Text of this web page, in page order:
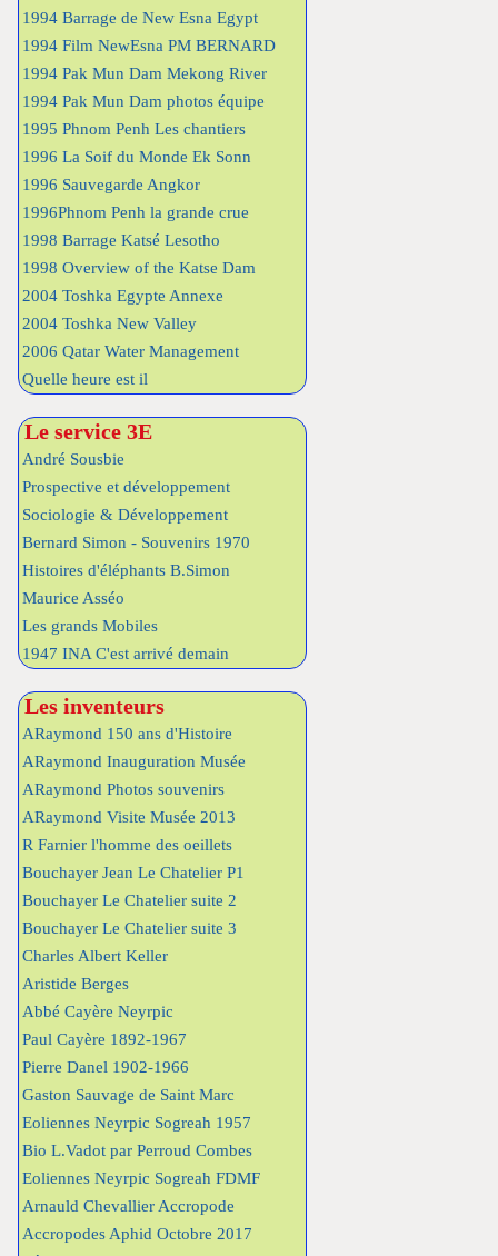
1994 Barrage de New Esna Egypt
1994 Film NewEsna PM BERNARD
1994 Pak Mun Dam Mekong River
1994 Pak Mun Dam photos équipe
1995 Phnom Penh Les chantiers
1996 La Soif du Monde Ek Sonn
1996 Sauvegarde Angkor
1996Phnom Penh la grande crue
1998 Barrage Katsé Lesotho
1998 Overview of the Katse Dam
2004 Toshka Egypte Annexe
2004 Toshka New Valley
2006 Qatar Water Management
Quelle heure est il
Le service 3E
André Sousbie
Prospective et développement
Sociologie & Développement
Bernard Simon - Souvenirs 1970
Histoires d'éléphants B.Simon
Maurice Asséo
Les grands Mobiles
1947 INA C'est arrivé demain
Les inventeurs
ARaymond 150 ans d'Histoire
ARaymond Inauguration Musée
ARaymond Photos souvenirs
ARaymond Visite Musée 2013
R Farnier l'homme des oeillets
Bouchayer Jean Le Chatelier P1
Bouchayer Le Chatelier suite 2
Bouchayer Le Chatelier suite 3
Charles Albert Keller
Aristide Berges
Abbé Cayère Neyrpic
Paul Cayère 1892-1967
Pierre Danel 1902-1966
Gaston Sauvage de Saint Marc
Eoliennes Neyrpic Sogreah 1957
Bio L.Vadot par Perroud Combes
Eoliennes Neyrpic Sogreah FDMF
Arnauld Chevallier Accropode
Accropodes Aphid Octobre 2017